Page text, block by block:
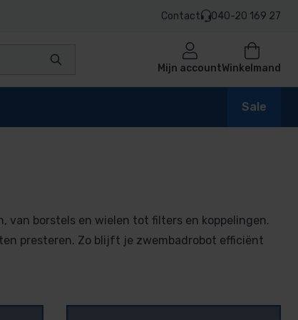
Contact 040-20 169 27
Mijn accountWinkelmand
Sale
van borstels en wielen tot filters en koppelingen.
presteren. Zo blijft je zwembadrobot efficiënt